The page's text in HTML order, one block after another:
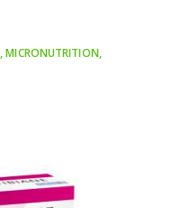
,MICRONUTRITION,